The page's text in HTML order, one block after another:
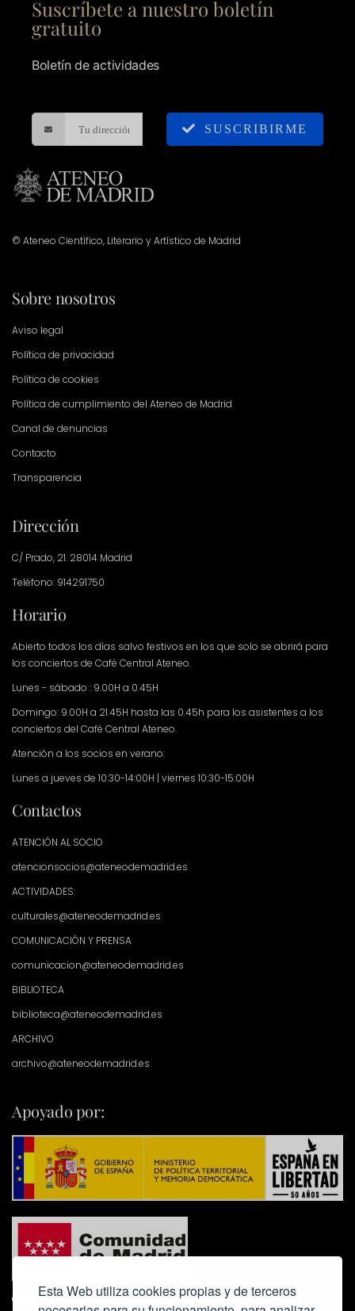
Esta Web utiliza cookies propias y de terceros
Suscríbete a nuestro boletín
gratuito
Boletín de actividades
SUSCRIBIRME
© Ateneo Científico, Literario y Artístico de Madrid
Sobre nosotros
Aviso legal
Política de privacidad
Política de cookies
Política de cumplimiento del Ateneo de Madrid
Canal de denuncias
Contacto
Transparencia
Dirección
C/ Prado, 21. 28014 Madrid
Teléfono: 914291750
Horario
Abierto todos los días salvo festivos en los que solo se abrirá para
los conciertos de Café Central Ateneo.
Lunes - sábado : 9.00H a 0.45H
Domingo: 9.00H a 21.45H hasta las 0.45h para los asistentes a los
conciertos del Café Central Ateneo.
Atención a los socios en verano:
Lunes a jueves de 10:30-14:00H | viernes 10:30-15:00H
Contactos
ATENCIÓN AL SOCIO
atencionsocios@ateneodemadrid.es
ACTIVIDADES:
culturales@ateneodemadrid.es
COMUNICACIÓN Y PRENSA
comunicacion@ateneodemadrid.es
BIBLIOTECA
biblioteca@ateneodemadrid.es
ARCHIVO
archivo@ateneodemadrid.es
Apoyado por: